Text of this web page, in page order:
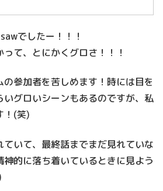
でしたー！！！
て、とにかくグロさ！！！
参加者を苦しめます！時には目を
グロいシーンもあるのですが、私
！(笑)
ていて、最終話までまだ見れていな
神的に落ち着いているときに見よう